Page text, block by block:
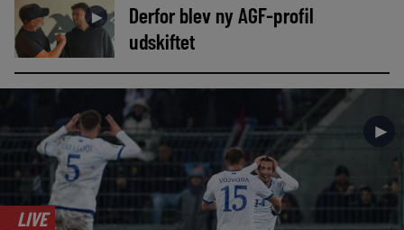
►
Derfor blev ny AGF-profil
udskiftet
►
LIVE